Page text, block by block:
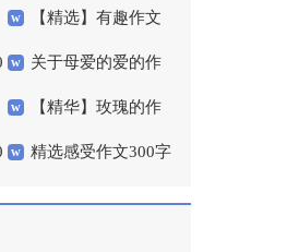
300字汇总六篇
【精选】有趣作文
400字4篇
关于母爱的爱的作
文400字锦集6篇
【精华】玫瑰的作
文300字六篇
精选感受作文300字